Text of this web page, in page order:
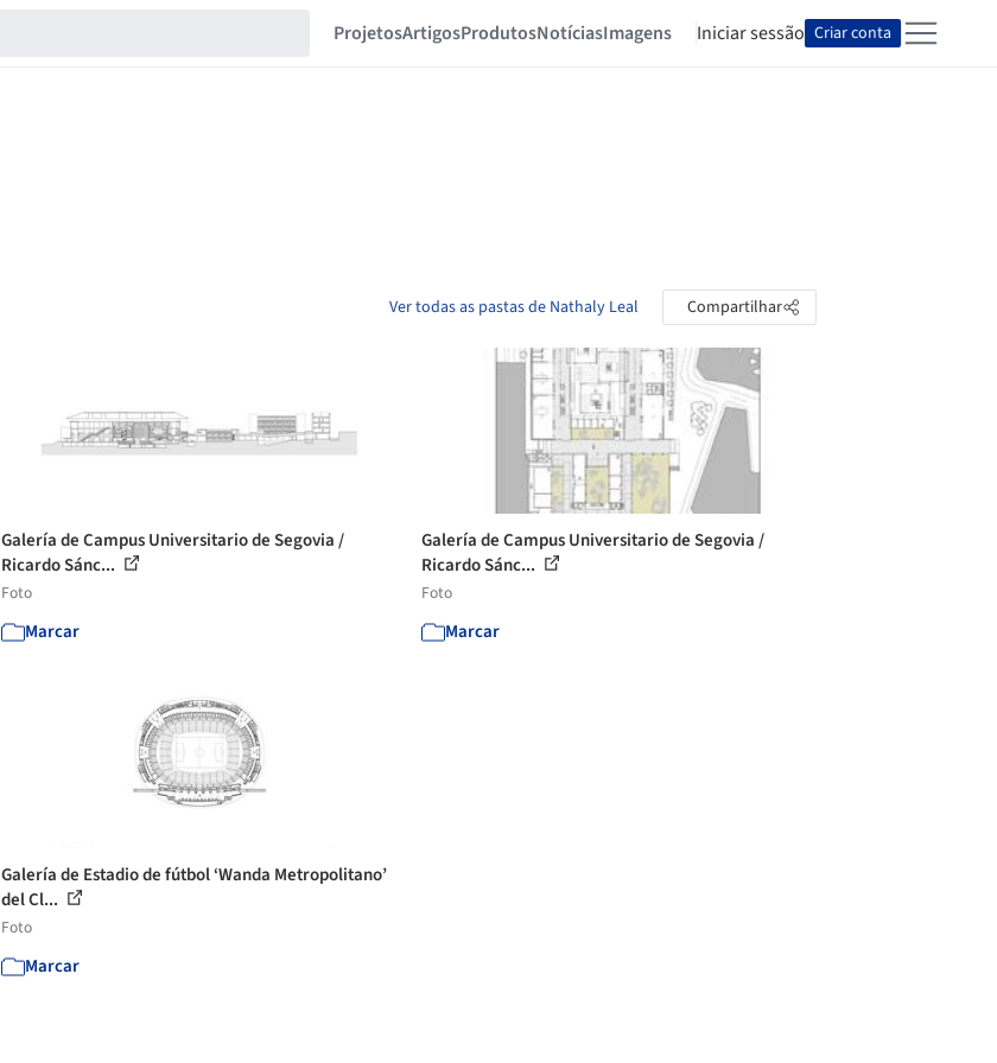
ProjetosArtigosProdutosNotíciasImagens Iniciar sessão Criar conta
Ver todas as pastas de Nathaly Leal Compartilhar
Galería de Campus Universitario de Segovia /
Ricardo Sánc...
Foto
Marcar
Galería de Campus Universitario de Segovia /
Ricardo Sánc...
Foto
Marcar
Galería de Estadio de fútbol ‘Wanda Metropolitano’
del Cl...
Foto
Marcar